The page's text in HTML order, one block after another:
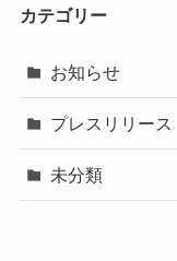
カテゴリー
お知らせ
プレスリリース
未分類